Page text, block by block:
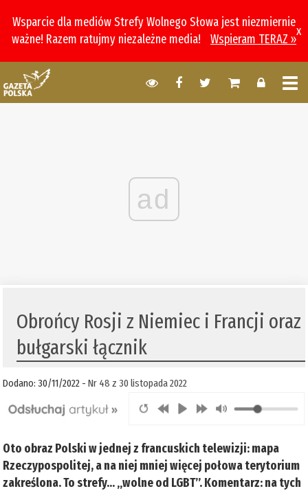
Wsparcie dla mediów Strefy Wolnego Słowa jest niezmiernie
ważne! Razem ratujmy niezależne media!
Wspieram TERAZ »
x
ad
Obrońcy Rosji z Niemiec i Francji oraz
bułgarski łącznik
Dodano: 30/11/2022 -Nr 48 z 30 listopada 2022
Oto obraz Polski w jednej z francuskich telewizji: mapa
Rzeczypospolitej, a na niej mniej więcej połowa terytorium
zakreślona. To strefy... „wolne od LGBT”. Komentarz: na tych